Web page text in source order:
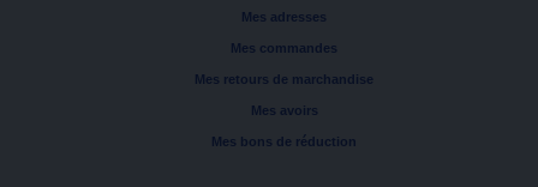
Mes adresses
Mes commandes
Mes retours de marchandise
Mes avoirs
Mes bons de réduction